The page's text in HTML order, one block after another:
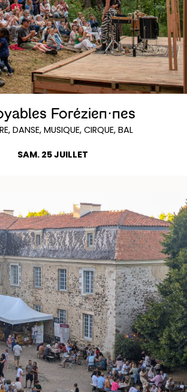
Forézien·nes
DANSE, MUSIQUE, CIRQUE, BAL
SAM. 25 JUILLET